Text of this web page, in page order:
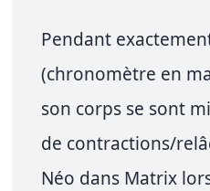
Pendant
(chronomètre en
son corps se sont
de contractions/
Néo dans Matrix